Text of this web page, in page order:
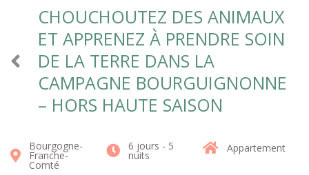
CHOUCHOUTEZ DES ANIMAUX
ET APPRENEZ À PRENDRE SOIN
DE LA TERRE DANS LA
CAMPAGNE BOURGUIGNONNE
– HORS HAUTE SAISON
Bourgogne-
Franche-
Comté
6 jours - 5
nuits
Appartement